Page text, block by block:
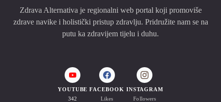
Zdrava Alternativa je regionalni web portal koji promoviše
zdrave navike i holistički pristup zdravlju. Pridružite nam se na
putu ka zdravijem tijelu i duhu.
YOUTUBE
342
FACEBOOK
Likes
INSTAGRAM
Followers